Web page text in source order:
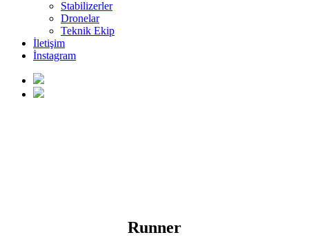
Stabilizerler
Dronelar
Teknik Ekip
İletişim
İnstagram
Runner